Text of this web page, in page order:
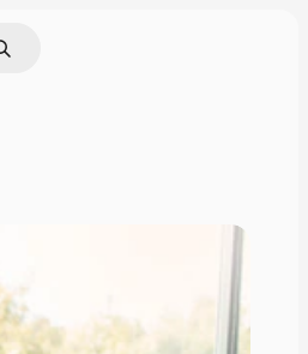
по изображению
Поиск